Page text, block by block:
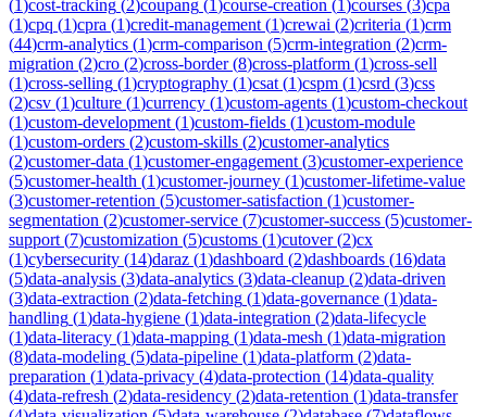
(1)cost-tracking (2)coupang (1)course-creation (1)courses (3)cpa
(1)cpq (1)cpra (1)credit-management (1)crewai (2)criteria (1)crm
(44)crm-analytics (1)crm-comparison (5)crm-integration (2)crm-
migration (2)cro (2)cross-border(8)cross-platform (1)cross-sell
(1)cross-selling (1)cryptography (1)csat (1)cspm (1)csrd (3)css
(2)csv (1)culture (1)currency (1)custom-agents (1)custom-checkout
(1)custom-development (1)custom-fields (1)custom-module
(1)custom-orders (2)custom-skills (2)customer-analytics
(2)customer-data (1)customer-engagement (3)customer-experience
(5)customer-health (1)customer-journey (1)customer-lifetime-value
(3)customer-retention (5)customer-satisfaction (1)customer-
segmentation (2)customer-service (7)customer-success (5)customer-
support (7)customization (5)customs (1)cutover(2)cx
(1)cybersecurity (14)daraz (1)dashboard (2)dashboards (16)data
(5)data-analysis (3)data-analytics (3)data-cleanup (2)data-driven
(3)data-extraction (2)data-fetching (1)data-governance (1)data-
handling (1)data-hygiene (1)data-integration (2)data-lifecycle
(1)data-literacy (1)data-mapping (1)data-mesh (1)data-migration
(8)data-modeling (5)data-pipeline (1)data-platform (2)data-
preparation (1)data-privacy (4)data-protection (14)data-quality
(4)data-refresh (2)data-residency (2)data-retention (1)data-transfer